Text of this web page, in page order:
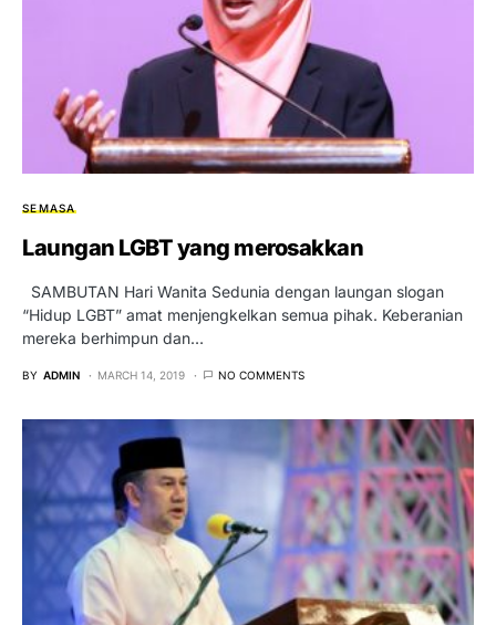
SEMASA
Laungan LGBT yang merosakkan
SAMBUTAN Hari Wanita Sedunia dengan laungan slogan
“Hidup LGBT” amat menjengkelkan semua pihak. Keberanian
mereka berhimpun dan…
BY ADMIN MARCH 14, 2019 NO COMMENTS